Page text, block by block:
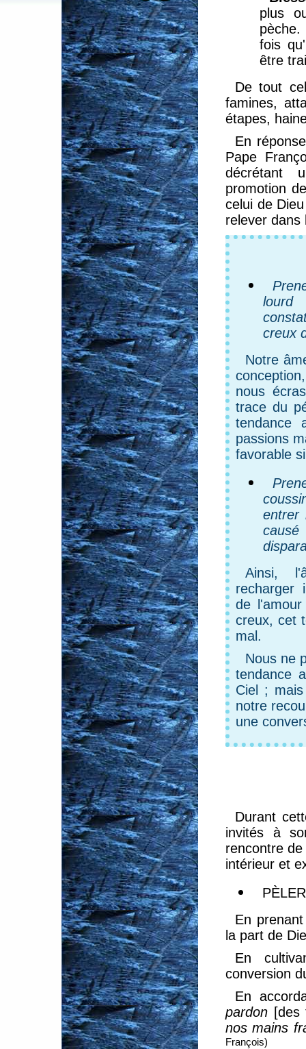
plus
fois
être
De tout
famines,
étapes,
En
Pape
décrétant
promotion
celui de
relever dans
lourd
creux
Notre
nous
trace du
tendance
passions
favorable
entrer
Ainsi,
recharger
de
creux, cet
mal.
Nous ne
tendance
Ciel ;
notre
une
Durant
invités à
rencontre
intérieur et
En
la part de
En
conversion
En
pardon [des
nos mains
François)